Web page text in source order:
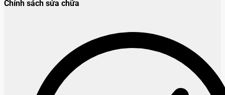
Chính sách sửa chữa